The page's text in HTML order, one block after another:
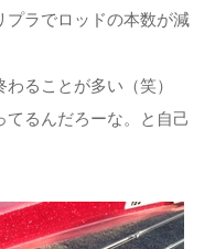
プラでロッドの本数が減
ることが多い（笑）
てるんだろーな。と自己